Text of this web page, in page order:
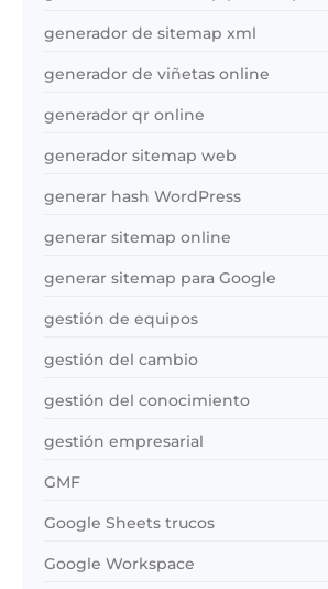
generador de sitemap xml
generador de viñetas online
generador qr online
generador sitemap web
generar hash WordPress
generar sitemap online
generar sitemap para Google
gestión de equipos
gestión del cambio
gestión del conocimiento
gestión empresarial
GMF
Google Sheets trucos
Google Workspace